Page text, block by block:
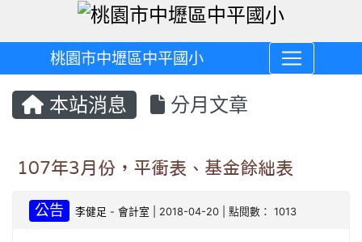
桃園市中壢區中平國小
本站消息 分月文章
107年3月份，平衝表、基金餘絀表
公告 李健足 -會計室 | 2018-04-20 | 點閱數： 1013